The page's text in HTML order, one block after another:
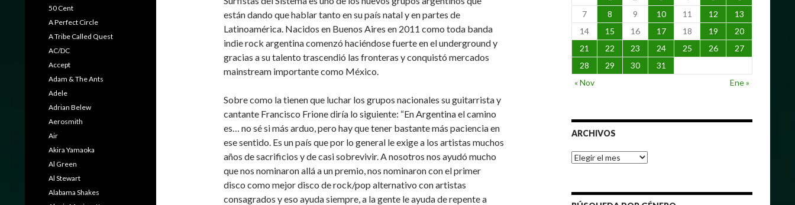
están dando que hablar tanto en su país natal y en partes de
Latinoamérica. Nacidos en Buenos Aires en 2011 como toda banda
indie rock argentina comenzó haciéndose fuerte en el underground y
gracias a su talento trascendió las fronteras y conquistó mercados
mainstream importante como México.
Sobre como la tienen que luchar los grupos nacionales su guitarrista y
cantante Francisco Frione diría lo siguiente: “En Argentina el camino
es… no sé si más arduo, pero hay que tener bastante más paciencia en
ese sentido. Es un país que por lo general le exige a los artistas muchos
años de sacrificios y de casi sobrevivir. A nosotros nos ayudó mucho
que nos nominaron allá a un premio, nos nominaron con el primer
disco como mejor disco de rock/pop alternativo con artistas
consagrados y eso ayuda siempre, a la gente le ayuda de repente a
7
8 9 10 11 12
13
14
15 16 17 18 19
20
21
22 23 24 25 26
27
28
29 30
31
« Nov
Ene »
ARCHIVOS
Archivos
50 Cent
A Perfect Circle
A Tribe Called Quest
AC/DC
Accept
Adam & The Ants
Adele
Adrian Belew
Aerosmith
Air
Akira Yamaoka
Al Green
Al Stewart
Alabama Shakes